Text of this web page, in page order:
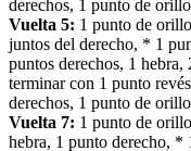
derechos, 1 punto de
Vuelta 5: 1 punto de
juntos del derecho, * 1
puntos derechos, 1
terminar con 1 punto
derechos, 1 punto de
Vuelta 7: 1 punto de
hebra, 1 punto derecho, *